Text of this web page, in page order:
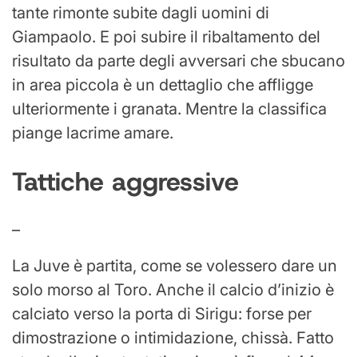
tante rimonte subite dagli uomini di
Giampaolo. E poi subire il ribaltamento del
risultato da parte degli avversari che sbucano
in area piccola è un dettaglio che affligge
ulteriormente i granata. Mentre la classifica
piange lacrime amare.
Tattiche aggressive
–
La Juve è partita, come se volessero dare un
solo morso al Toro. Anche il calcio d’inizio è
calciato verso la porta di Sirigu: forse per
dimostrazione o intimidazione, chissà. Fatto